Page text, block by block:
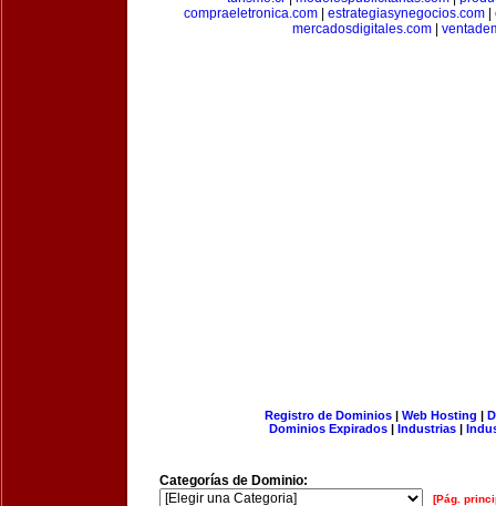
compraeletronica.com
estrategiasynegocios.com
mercadosdigitales.com|
Registro de Dominios| Web Hosting |
Dominios Expirados | Industrias |
Categorías de Dominio:
[Pág.